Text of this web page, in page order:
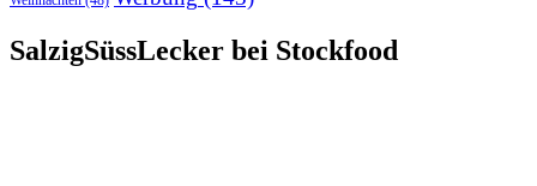
SalzigSüssLecker bei Stockfood